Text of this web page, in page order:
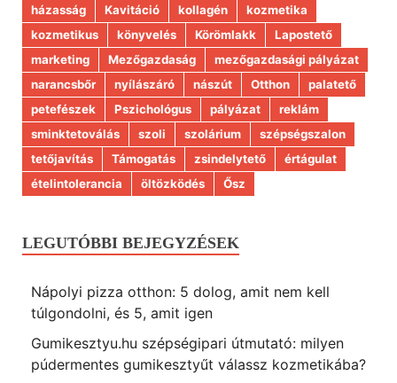
házasság
Kavitáció kollagén
kozmetika
kozmetikus
könyvelés Körömlakk
Lapostető
marketing
Mezőgazdaság
mezőgazdasági pályázat
narancsbőr
nyílászáró nászút Otthon
palatető
petefészek
Pszichológus pályázat
reklám
sminktetoválás
szoli szolárium
szépségszalon
tetőjavítás
Támogatás zsindelytető
értágulat
ételintolerancia
öltözködés Ősz
LEGUTÓBBI BEJEGYZÉSEK
Nápolyi pizza otthon: 5 dolog, amit nem kell
túlgondolni, és 5, amit igen
Gumikesztyu.hu szépségipari útmutató: milyen
púdermentes gumikesztyűt válassz kozmetikába?